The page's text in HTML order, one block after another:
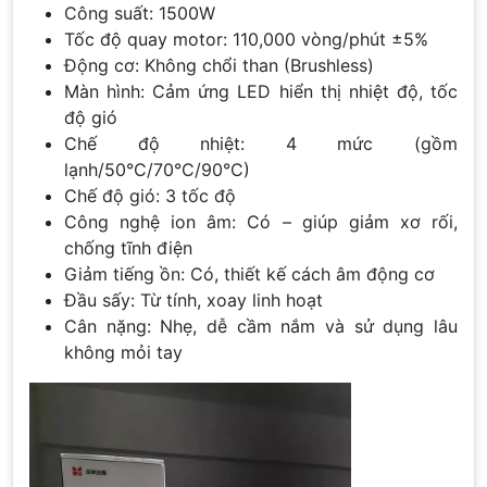
Công suất: 1500W
Tốc độ quay motor: 110,000 vòng/phút ±5%
Động cơ: Không chổi than (Brushless)
Màn hình: Cảm ứng LED hiển thị nhiệt độ, tốc
độ gió
Chế độ nhiệt: 4 mức (gồm
lạnh/50°C/70°C/90°C)
Chế độ gió: 3 tốc độ
Công nghệ ion âm: Có – giúp giảm xơ rối,
chống tĩnh điện
Giảm tiếng ồn: Có, thiết kế cách âm động cơ
Đầu sấy: Từ tính, xoay linh hoạt
Cân nặng: Nhẹ, dễ cầm nắm và sử dụng lâu
không mỏi tay